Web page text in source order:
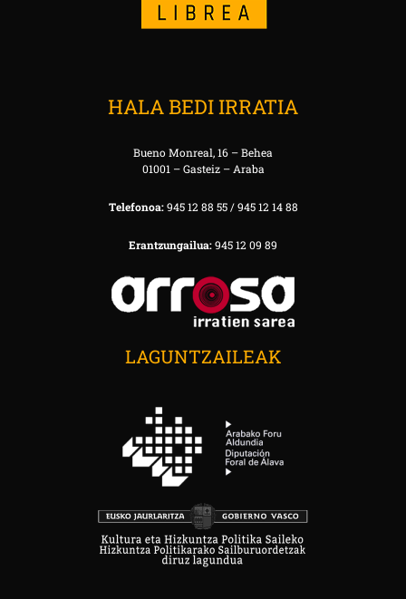
HALA BEDI IRRATIA
Bueno Monreal, 16 – Behea
01001 – Gasteiz – Araba
Telefonoa:945 12 88 55 / 945 12 14 88
Erantzungailua:945 12 09 89
LAGUNTZAILEAK